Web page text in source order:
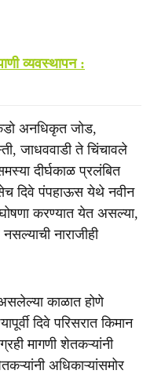
व्यवस्थापन :
अनधिकृत जोड,
जाधववाडी ते चिंचावले
दीर्घकाळ प्रलंबित
दिवे पंपहाऊस येथे नवीन
करण्यात येत असल्या,
नाराजीही
काळात होणे
दिवे परिसरात किमान
मागणी शेतकऱ्यांनी
अधिकाऱ्यांसमोर